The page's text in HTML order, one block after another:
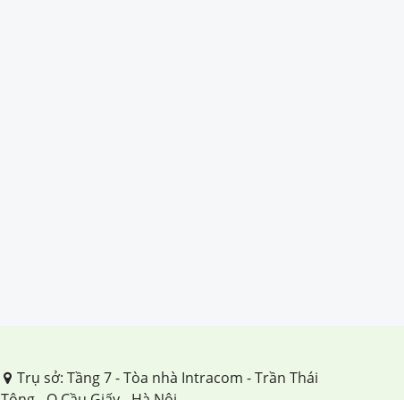
Trụ sở: Tầng 7 - Tòa nhà Intracom - Trần Thái